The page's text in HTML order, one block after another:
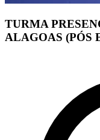
TURMA
ALAGOAS (PÓS